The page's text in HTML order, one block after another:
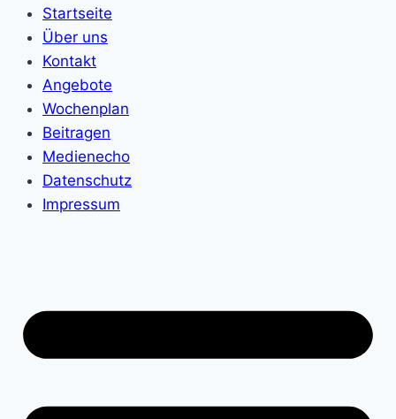
Startseite
Über uns
Kontakt
Angebote
Wochenplan
Beitragen
Medienecho
Datenschutz
Impressum